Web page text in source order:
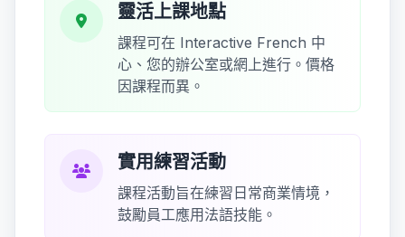
靈活上課地點
課程可在 Interactive French 中
心、您的辦公室或網上進行。價格
因課程而異。
實用練習活動
課程活動旨在練習日常商業情境，
鼓勵員工應用法語技能。